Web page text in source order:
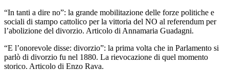
“In tanti a dire no”: la grande mobilitazione delle forze politiche e
sociali di stampo cattolico per la vittoria del NO al referendum per
l’abolizione del divorzio. Articolo di Annamaria Guadagni.
“E l’onorevole disse: divorzio”: la prima volta che in Parlamento si
parlò di divorzio fu nel 1880. La rievocazione di quel momento
storico. Articolo di Enzo Rava.